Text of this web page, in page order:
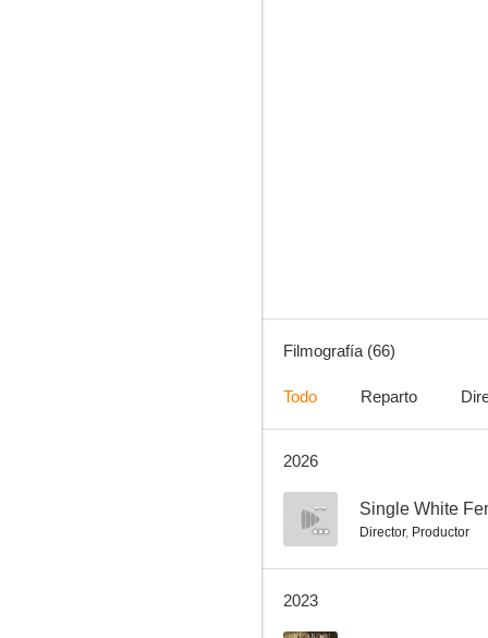
8.0
Filmografía (66)
Todo Reparto
2026
-- Single White
Director, Productor
2023